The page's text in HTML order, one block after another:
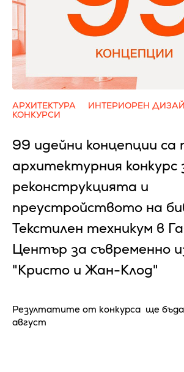
АРХИТЕКТУРА
ИНТЕРИОРЕН
КОНКУРСИ
99 идейни концепции са
архитектурния конкурс
реконструкцията и
преустройството на
Текстилен техникум в
Център за съвременно
"Кристо и Жан-Клод"
Резултатите от конкурса ще
август